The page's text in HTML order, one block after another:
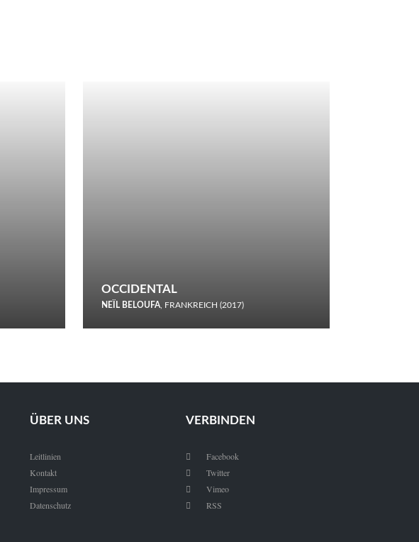
OCCIDENTAL
NEÏL BELOUFA, FRANKREICH (2017)
ÜBER UNS
Leitlinien
Kontakt
Impressum
Datenschutz
VERBINDEN
 Facebook
 Twitter
 Vimeo
 RSS